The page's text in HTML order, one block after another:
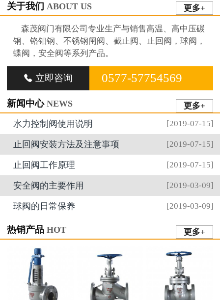
关于我们 ABOUT US 更多+
森茂阀门有限公司专业生产与销售高温、高中压碳
钢、铬钼钢、不锈钢闸阀、截止阀、止回阀，球阀，
蝶阀，安全阀等系列产品。
 立即咨询 0577-57754569
新闻中心 NEWS
更多+
[2019-07-15]
水力控制阀使用说明
[2019-07-15]
止回阀安装方法及注意事项
[2019-07-15]
止回阀工作原理
[2019-03-09]
安全阀的主要作用
[2019-03-09]
球阀的日常保养
热销产品 HOT 更多+